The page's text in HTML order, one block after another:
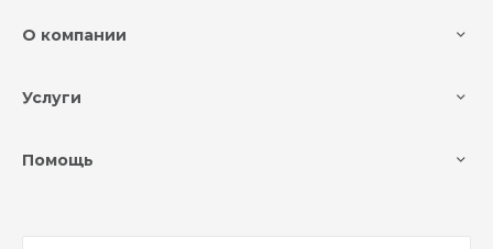
О компании
Услуги
Помощь